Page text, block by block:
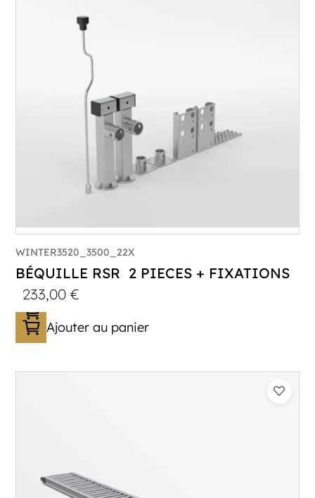
WINTER3520_3500_22X
BÉQUILLE RSR 2 PIECES + FIXATIONS
233,00€
Ajouter au panier